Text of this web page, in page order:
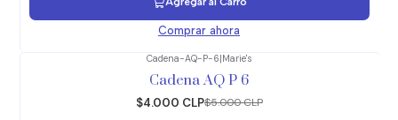
Comprar ahora
Cadena-AQ-P-6|Marie's
Cadena AQ P 6
$4.000 CLP$5.000 CLP